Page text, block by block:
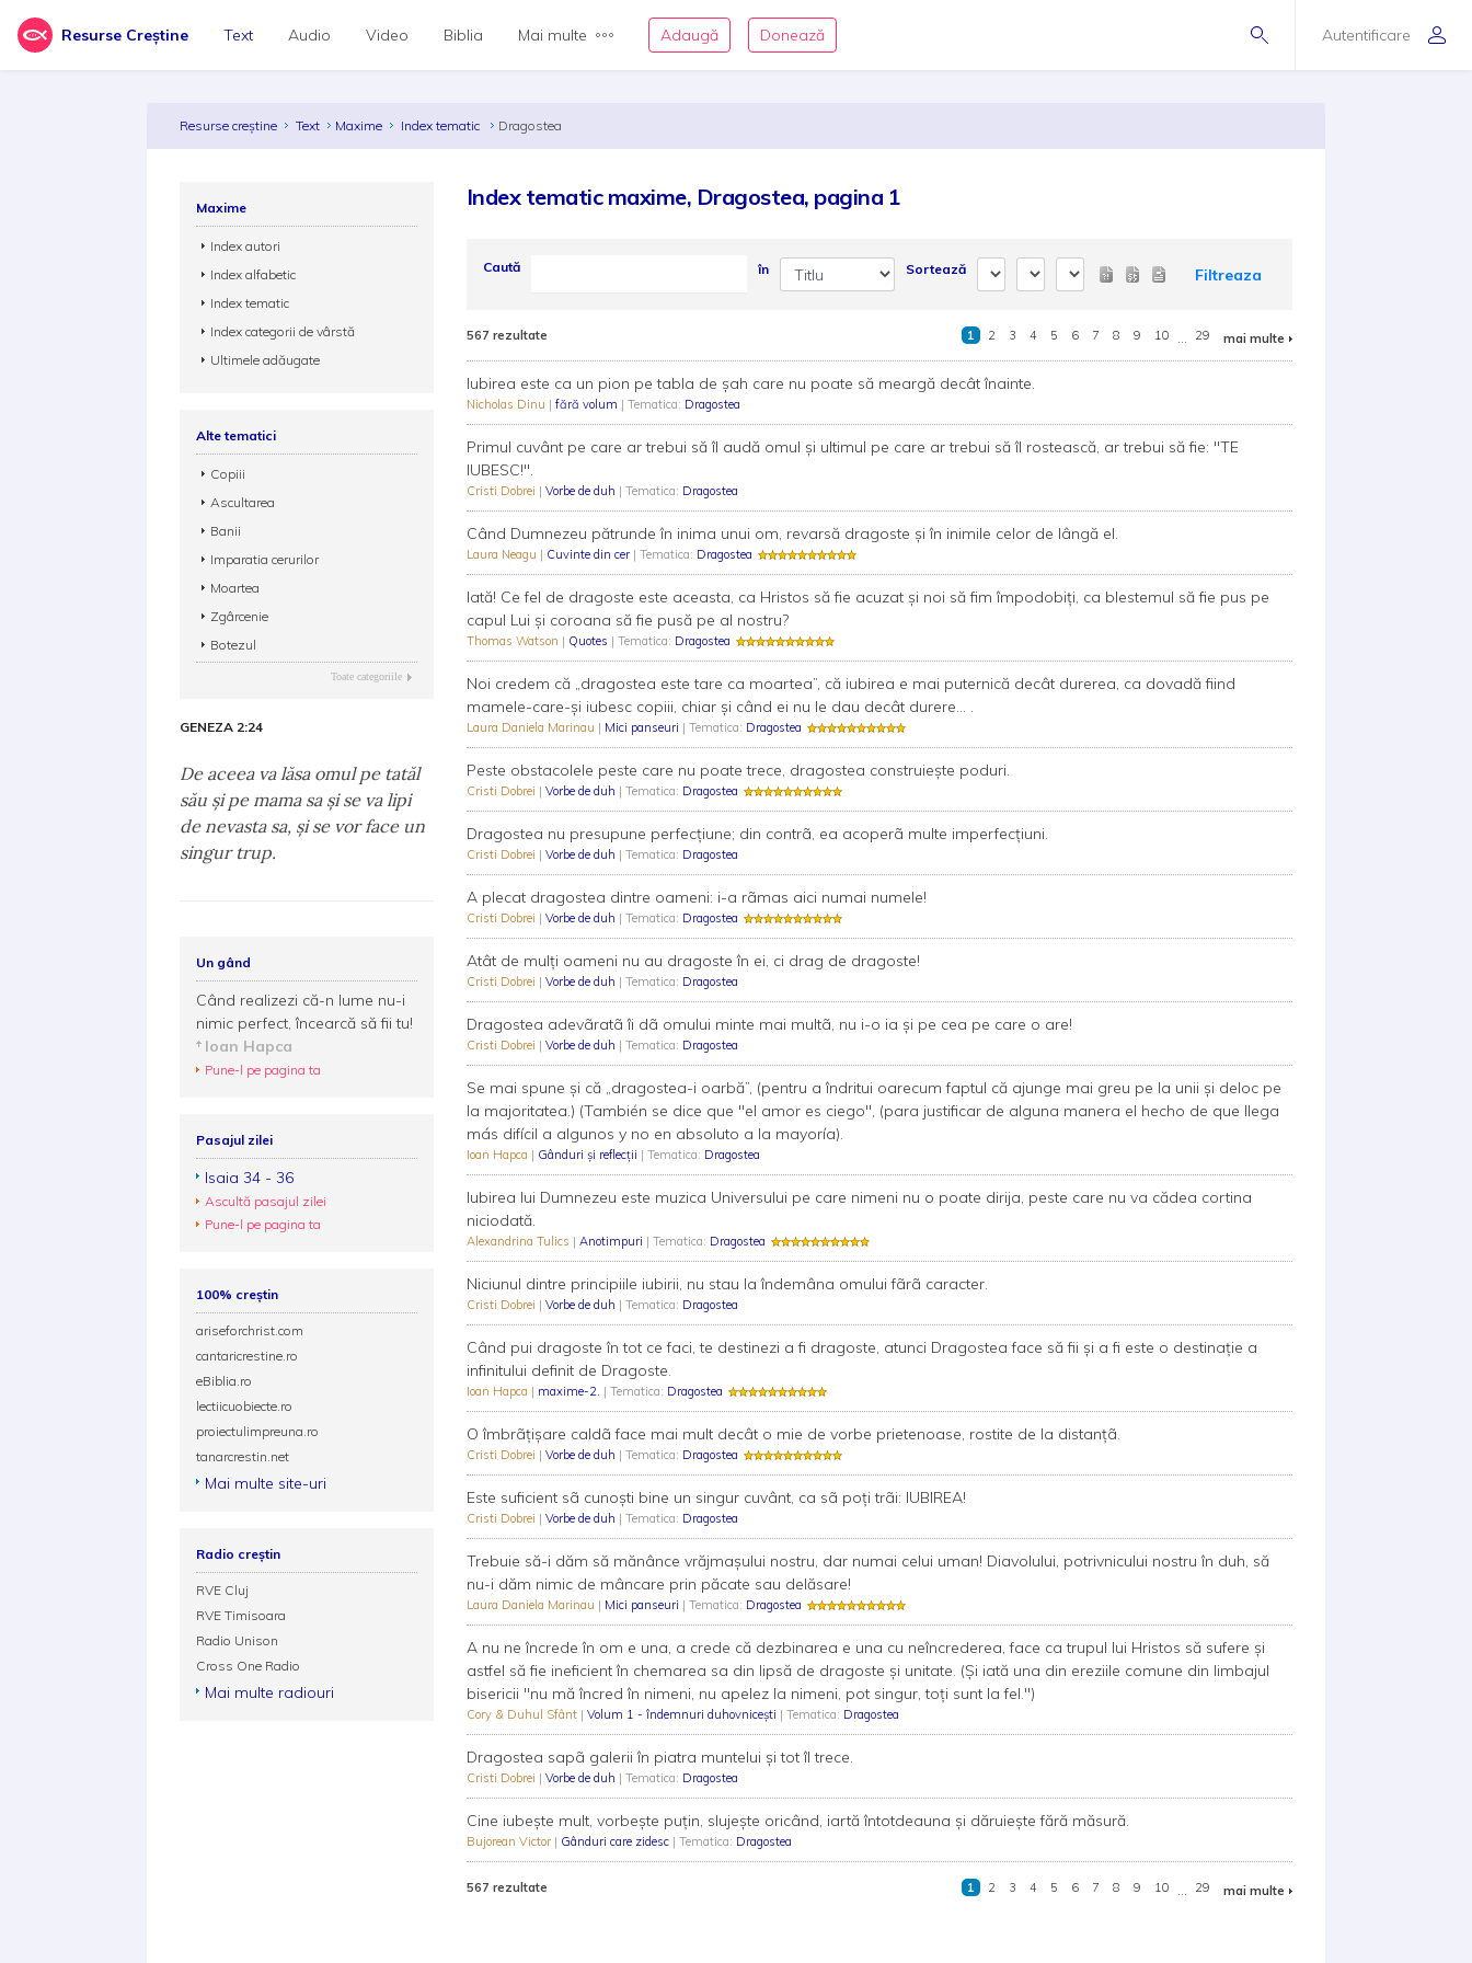
Resurse Creștine Autentificare
Text Audio Video Biblia Mai multe Adaugă Donează
Resurse creștine Text Maxime Index tematic Dragostea
Index tematic maxime, Dragostea, pagina 1
Caută în Sortează Filtreaza
567 rezultate 1 2 3 4 5 6 7 8 9 10 ... 29 mai multe
Iubirea este ca un pion pe tabla de șah care nu poate să meargă decât înainte.
Nicholas Dinu | fără volum | Tematica: Dragostea
Primul cuvânt pe care ar trebui să îl audă omul și ultimul pe care ar trebui să îl rostească, ar trebui să fie: "TE
IUBESC!".
Cristi Dobrei | Vorbe de duh | Tematica: Dragostea
Când Dumnezeu pătrunde în inima unui om, revarsă dragoste și în inimile celor de lângă el.
Laura Neagu | Cuvinte din cer | Tematica: Dragostea
Iată! Ce fel de dragoste este aceasta, ca Hristos să fie acuzat și noi să fim împodobiți, ca blestemul să fie pus pe
capul Lui și coroana să fie pusă pe al nostru?
Thomas Watson | Quotes | Tematica: Dragostea
Noi credem că „dragostea este tare ca moartea”, că iubirea e mai puternică decât durerea, ca dovadă fiind
mamele-care-și iubesc copiii, chiar și când ei nu le dau decât durere... .
Laura Daniela Marinau | Mici panseuri | Tematica: Dragostea
Peste obstacolele peste care nu poate trece, dragostea construieşte poduri.
Cristi Dobrei | Vorbe de duh | Tematica: Dragostea
Dragostea nu presupune perfecţiune; din contrã, ea acoperã multe imperfecţiuni.
Cristi Dobrei | Vorbe de duh | Tematica: Dragostea
A plecat dragostea dintre oameni: i-a rãmas aici numai numele!
Cristi Dobrei | Vorbe de duh | Tematica: Dragostea
Atât de mulţi oameni nu au dragoste în ei, ci drag de dragoste!
Cristi Dobrei | Vorbe de duh | Tematica: Dragostea
Dragostea adevãratã îi dã omului minte mai multã, nu i-o ia şi pe cea pe care o are!
Cristi Dobrei | Vorbe de duh | Tematica: Dragostea
Se mai spune și că „dragostea-i oarbă”, (pentru a îndritui oarecum faptul că ajunge mai greu pe la unii și deloc pe
la majoritatea.) (También se dice que "el amor es ciego", (para justificar de alguna manera el hecho de que llega
más difícil a algunos y no en absoluto a la mayoría).
Ioan Hapca | Gânduri și reflecții | Tematica: Dragostea
Iubirea lui Dumnezeu este muzica Universului pe care nimeni nu o poate dirija, peste care nu va cădea cortina
niciodată.
Alexandrina Tulics | Anotimpuri | Tematica: Dragostea
Niciunul dintre principiile iubirii, nu stau la îndemâna omului fãrã caracter.
Cristi Dobrei | Vorbe de duh | Tematica: Dragostea
Când pui dragoste în tot ce faci, te destinezi a fi dragoste, atunci Dragostea face să fii și a fi este o destinație a
infinitului definit de Dragoste.
Ioan Hapca | maxime-2. | Tematica: Dragostea
O îmbrãţişare caldã face mai mult decât o mie de vorbe prietenoase, rostite de la distanţã.
Cristi Dobrei | Vorbe de duh | Tematica: Dragostea
Este suficient sã cunoşti bine un singur cuvânt, ca sã poţi trãi: IUBIREA!
Cristi Dobrei | Vorbe de duh | Tematica: Dragostea
Trebuie să-i dăm să mănânce vrăjmașului nostru, dar numai celui uman! Diavolului, potrivnicului nostru în duh, să
nu-i dăm nimic de mâncare prin păcate sau delăsare!
Laura Daniela Marinau | Mici panseuri | Tematica: Dragostea
A nu ne încrede în om e una, a crede că dezbinarea e una cu neîncrederea, face ca trupul lui Hristos să sufere și
astfel să fie ineficient în chemarea sa din lipsă de dragoste și unitate. (Și iată una din ereziile comune din limbajul
bisericii "nu mă încred în nimeni, nu apelez la nimeni, pot singur, toți sunt la fel.")
Cory & Duhul Sfânt | Volum 1 - îndemnuri duhovnicești | Tematica: Dragostea
Dragostea sapã galerii în piatra muntelui şi tot îl trece.
Cristi Dobrei | Vorbe de duh | Tematica: Dragostea
Cine iubește mult, vorbește puțin, slujește oricând, iartă întotdeauna și dăruiește fără măsură.
Bujorean Victor | Gânduri care zidesc | Tematica: Dragostea
567 rezultate 1 2 3 4 5 6 7 8 9 10 ... 29 mai multe
Maxime
Index autori
Index alfabetic
Index tematic
Index categorii de vârstă
Ultimele adăugate
Alte tematici
Copiii
Ascultarea
Banii
Imparatia cerurilor
Moartea
Zgârcenie
Botezul
Toate categoriile
GENEZA 2:24
De aceea va lăsa omul pe tatăl
său şi pe mama sa şi se va lipi
de nevasta sa, şi se vor face un
singur trup.
Un gând
Când realizezi că-n lume nu-i
nimic perfect, încearcă să fii tu!
Ioan Hapca
Pune-l pe pagina ta
Pasajul zilei
Isaia 34 - 36
Ascultă pasajul zilei
Pune-l pe pagina ta
100% creștin
ariseforchrist.com
cantaricrestine.ro
eBiblia.ro
lectiicuobiecte.ro
proiectulimpreuna.ro
tanarcrestin.net
Mai multe site-uri
Radio creștin
RVE Cluj
RVE Timisoara
Radio Unison
Cross One Radio
Mai multe radiouri